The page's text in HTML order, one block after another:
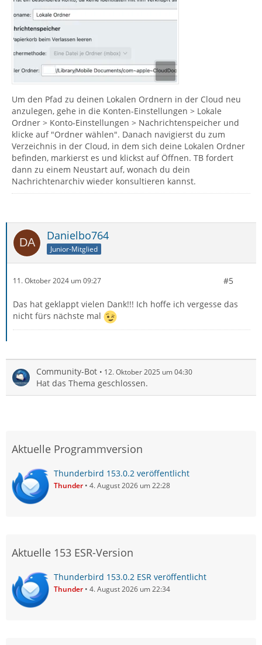
Um den Pfad zu deinen Lokalen Ordnern in der Cloud neu
anzulegen, gehe in die Konten-Einstellungen > Lokale
Ordner > Konto-Einstellungen > Nachrichtenspeicher und
klicke auf "Ordner wählen". Danach navigierst du zum
Verzeichnis in der Cloud, in dem sich deine Lokalen Ordner
befinden, markierst es und klickst auf Öffnen. TB fordert
dann zu einem Neustart auf, wonach du dein
Nachrichtenarchiv wieder konsultieren kannst.
Danielbo764
Junior-Mitglied
11. Oktober 2024 um 09:27 #5
Das hat geklappt vielen Dank!!! Ich hoffe ich vergesse das
nicht fürs nächste mal
Community-Bot 12. Oktober 2025 um 04:30
Hat das Thema geschlossen.
Aktuelle Programmversion
Thunderbird 153.0.2 veröffentlicht
Thunder 4. August 2026 um 22:28
Aktuelle 153 ESR-Version
Thunderbird 153.0.2 ESR veröffentlicht
Thunder 4. August 2026 um 22:34